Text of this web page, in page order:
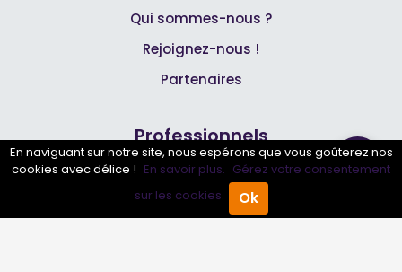
Annuaire Pro Agenda
Qui sommes-nous ?
Rejoignez-nous !
Partenaires
Professionnels
Annuaire pro
Inscrire mon entreprise
En naviguant sur notre site, nous espérons que vous goûterez nos
cookies avec délice ! En savoir plus. Gérez votre consentement
sur les cookies.
Ok